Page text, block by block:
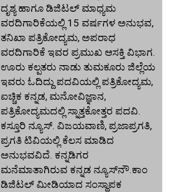
ದೃಶ್ಯ ಹಾಗೂ ಡಿಜಿಟಲ್ ಮಾಧ್ಯಮ
ವರದಿಗಾರಿಕೆಯಲ್ಲಿ 15 ವರ್ಷಗಳ ಅನುಭವ,
ತನಿಖಾ ಪತ್ರಿಕೋದ್ಯಮ, ಅಪರಾಧ
ವರದಿಗಾರಿಕೆ ಇವರ ಪ್ರಮುಖ ಆಸಕ್ತಿ ವಿಭಾಗ.
ಊರು ಕಲ್ಪತರು ನಾಡು ತುಮಕೂರು ಜಿಲ್ಲೆಯ
ಇವರು ಓದಿದ್ದು ಪದವಿಯಲ್ಲಿ ಪತ್ರಿಕೋದ್ಯಮ,
ಐಚ್ಚಿಕ ಕನ್ನಡ, ಮನೋವಿಜ್ಞಾನ,
ಪತ್ರಿಕೋದ್ಯಮದಲ್ಲಿ ಸ್ನಾತ್ತಕೋತ್ತರ ಪದವಿ.
ಕಸ್ತೂರಿ ನ್ಯೂಸ್‌. ವಿಜಯವಾಣಿ, ಪ್ರಜಾಪ್ರಗತಿ,
ಪ್ರಗತಿ ಟಿವಿಯಲ್ಲಿ ಕೆಲಸ ಮಾಡಿದ
ಅನುಭವವಿದೆ. ಕನ್ನಡಿಗರ
ಮನೆಮಾತಾಗಿರುವ ಕನ್ನಡ ನ್ಯೂಸ್‌ನೌ.ಕಾಂ
ಡಿಜಿಟಲ್‌ ಮೀಡಿಯಾದ ಸಂಸ್ಥಾಪಕ